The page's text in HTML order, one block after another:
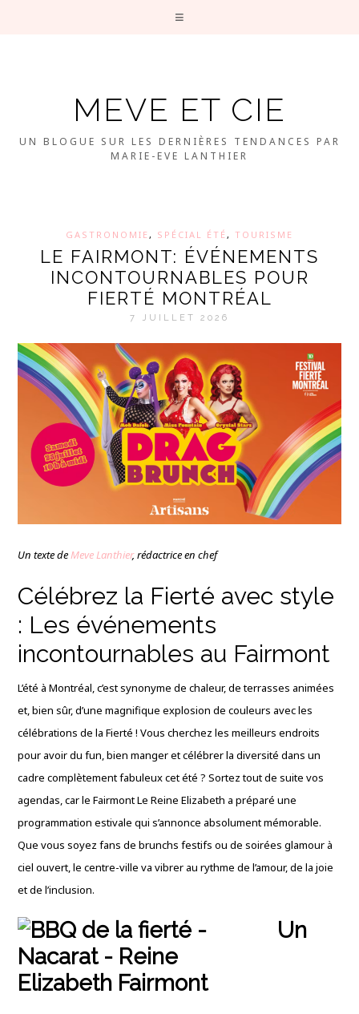
MEVE ET CIE
UN BLOGUE SUR LES DERNIÈRES TENDANCES PAR
MARIE-EVE LANTHIER
GASTRONOMIE, SPÉCIAL ÉTÉ, TOURISME
LE FAIRMONT: ÉVÉNEMENTS
INCONTOURNABLES POUR
FIERTÉ MONTRÉAL
7 JUILLET 2026
Un texte deMeve Lanthier, rédactrice en chef
Célébrez la Fierté avec style
: Les événements
incontournables au Fairmont
L’été à Montréal, c’est synonyme de chaleur, de terrasses animées
et, bien sûr, d’une magnifique explosion de couleurs avec les
célébrations de la Fierté ! Vous cherchez les meilleurs endroits
pour avoir du fun, bien manger et célébrer la diversité dans un
cadre complètement fabuleux cet été ? Sortez tout de suite vos
agendas, car le Fairmont Le Reine Elizabeth a préparé une
programmation estivale qui s’annonce absolument mémorable.
Que vous soyez fans de brunchs festifs ou de soirées glamour à
ciel ouvert, le centre-ville va vibrer au rythme de l’amour, de la joie
et de l’inclusion.
Un